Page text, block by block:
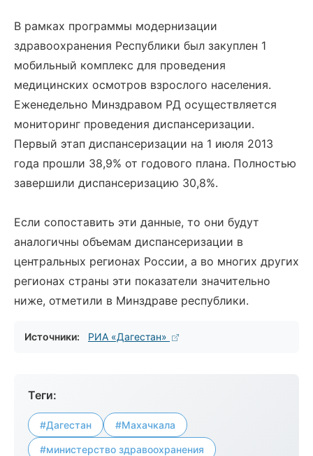
В рамках программы модернизации
здравоохранения Республики был закуплен 1
мобильный комплекс для проведения
медицинских осмотров взрослого населения.
Еженедельно Минздравом РД осуществляется
мониторинг проведения диспансеризации.
Первый этап диспансеризации на 1 июля 2013
года прошли 38,9% от годового плана. Полностью
завершили диспансеризацию 30,8%.
Если сопоставить эти данные, то они будут
аналогичны объемам диспансеризации в
центральных регионах России, а во многих других
регионах страны эти показатели значительно
ниже, отметили в Минздраве республики.
Источники: РИА «Дагестан»
Теги:
#Дагестан #Махачкала
#министерство здравоохранения